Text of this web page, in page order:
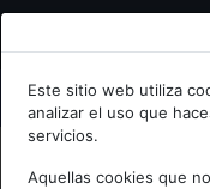
Bienvenid@ a
Escribe tu Email
Este sitio web utiliza
analizar el uso que
servicios.
Aquellas cookies que